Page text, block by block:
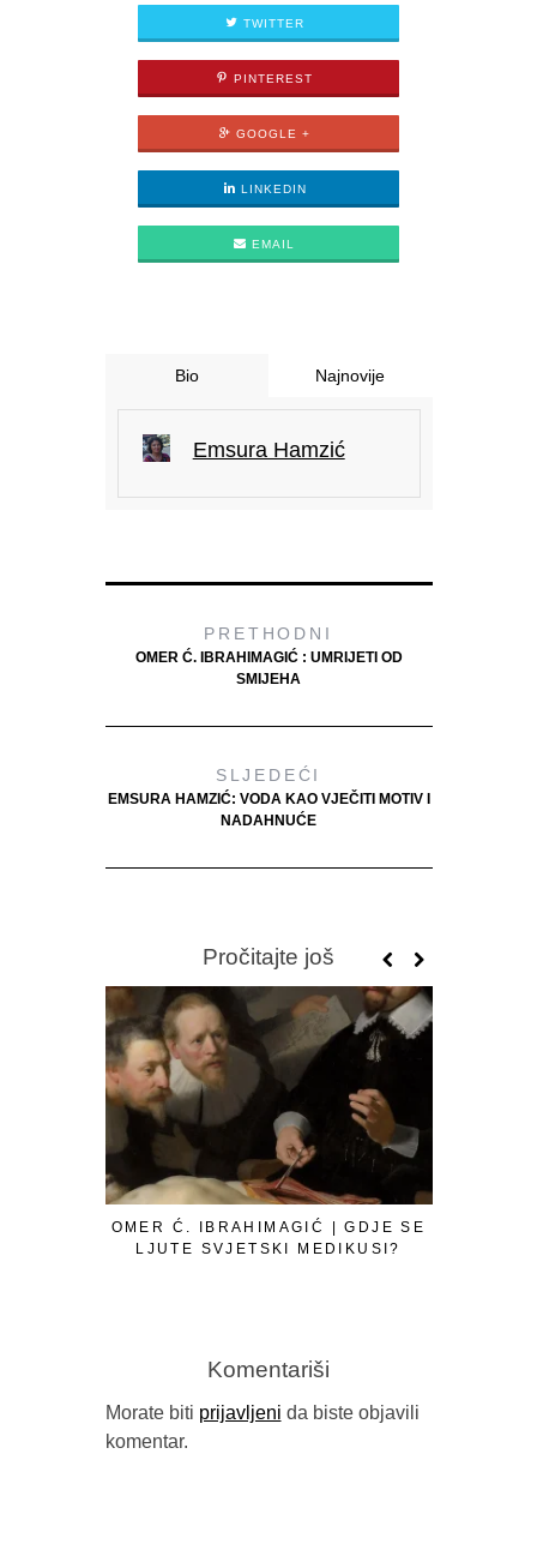
TWITTER
PINTEREST
GOOGLE +
LINKEDIN
EMAIL
Bio Najnovije
Emsura Hamzić
PRETHODNI
OMER Ć. IBRAHIMAGIĆ : UMRIJETI OD
SMIJEHA
SLJEDEĆI
EMSURA HAMZIĆ: VODA KAO VJEČITI MOTIV I
NADAHNUĆE
Pročitajte još
OMER Ć. IBRAHIMAGIĆ | GDJE SE
LJUTE SVJETSKI MEDIKUSI?
Komentariši
Morate biti prijavljeni da biste objavili
komentar.